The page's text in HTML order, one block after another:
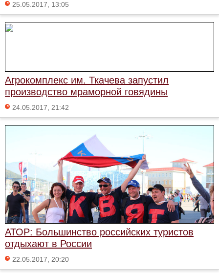
25.05.2017, 13:05
Агрокомплекс им. Ткачева запустил
производство мраморной говядины
24.05.2017, 21:42
АТОР: Большинство российских туристов
отдыхают в России
22.05.2017, 20:20